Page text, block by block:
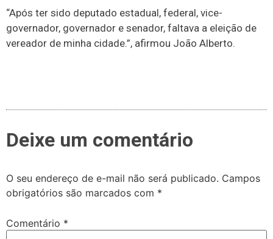
“Após ter sido deputado estadual, federal, vice-
governador, governador e senador, faltava a eleição de
vereador de minha cidade.”, afirmou João Alberto.
Deixe um comentário
O seu endereço de e-mail não será publicado. Campos
obrigatórios são marcados com *
Comentário *